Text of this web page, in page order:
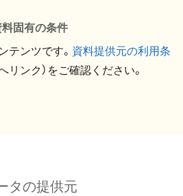
料固有の条件
テンツです。 資料提供元の利用条
リンク）をご確認ください。
タの提供元